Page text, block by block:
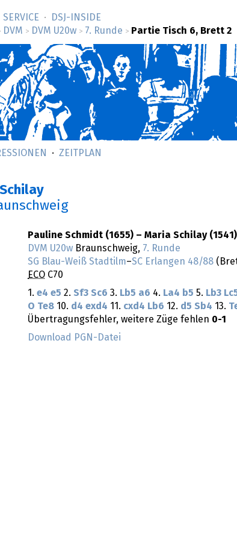
SERVICE
DSJ-­INSIDE
DVM > DVM U20w > 7. Runde > Partie Tisch 6, Brett 2
ZEITPLAN
Pauline Schmidt (1655) – Maria Schilay (1541)
DVM U20w Braunschweig, 7. Runde
SG Blau-Weiß Stadtilm–SC Erlangen 48/88
ECO C70
1. e4 e5 2. Sf3 Sc6 3. Lb5 a6 4. La4 b5 5. Lb3
O Te8 10. d4 exd4 11. cxd4 Lb6 12. d5 Sb4 13.
Übertragungsfehler, weitere Züge fehlen 0-1
Download PGN-Datei